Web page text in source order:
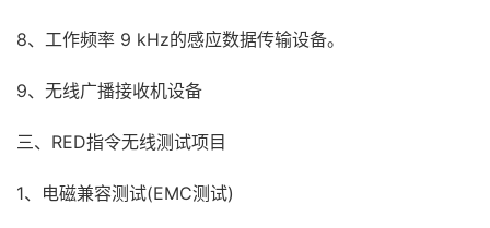
8、工作频率 9 kHz的感应数据传输设备。
9、无线广播接收机设备
三、RED指令无线测试项目
1、电磁兼容测试(EMC测试)